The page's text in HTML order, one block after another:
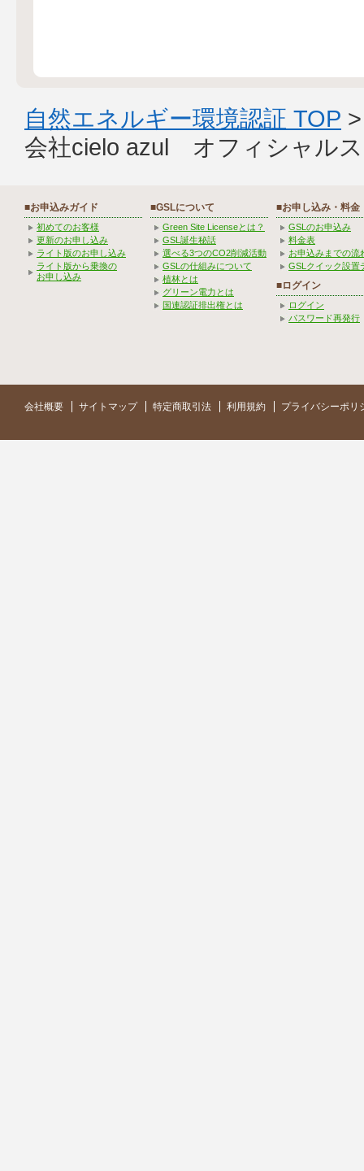
自然エネルギー環境認証 TOP
会社cielo azul オフィシャル
■お申込みガイド
初めてのお客様
更新のお申し込み
ライト版のお申し込み
ライト版から乗換の
お申し込み
■GSLについて
Green Site Licenseとは？
GSL誕生秘話
選べる3つのCO2削減活動
GSLの仕組みについて
植林とは
グリーン電力とは
国連認証排出権とは
■お申し込み・料金
GSLのお申込み
料金表
お申込みまでの流
GSLクイック設置
■ログイン
ログイン
パスワード再発行
会社概要 サイトマップ 特定商取引法 利用規約 プライバシーポリ